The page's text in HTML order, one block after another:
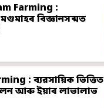
Farming :
মগুমাহৰ বিজ্ঞানসন্মত
: ব্যৱসায়িক ভিত্তিত
আৰু ইয়াৰ লাভালাভ